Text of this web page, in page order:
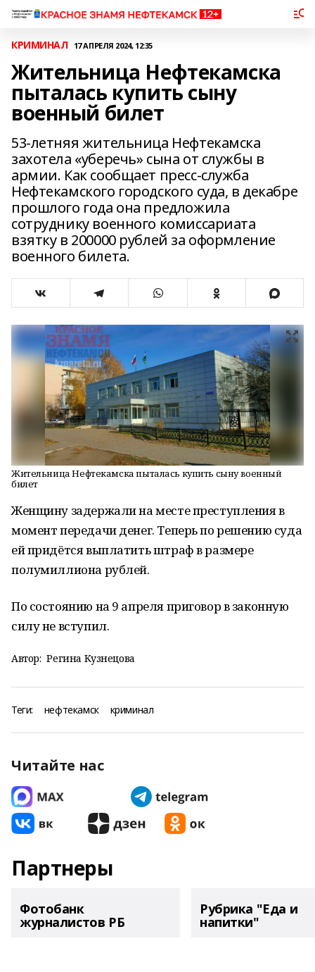
КРИМИНАЛ 17 АПРЕЛЯ 2024, 12:35
Жительница Нефтекамска
пыталась купить сыну
военный билет
53-летняя жительница Нефтекамска
захотела «уберечь» сына от службы в
армии. Как сообщает пресс-служба
Нефтекамского городского суда, в декабре
прошлого года она предложила
сотруднику военного комиссариата
взятку в 200000 рублей за оформление
военного билета.
Жительница Нефтекамска пыталась купить сыну военный
билет
Женщину задержали на месте преступления в
момент передачи денег. Теперь по решению суда
ей придётся выплатить штраф в размере
полумиллиона рублей.
По состоянию на 9 апреля приговор в законную
силу не вступил.
Автор: Регина Кузнецова
Теги: нефтекамск криминал
Читайте нас
Партнеры
Фотобанк
журналистов РБ
Рубрика "Еда и
напитки"